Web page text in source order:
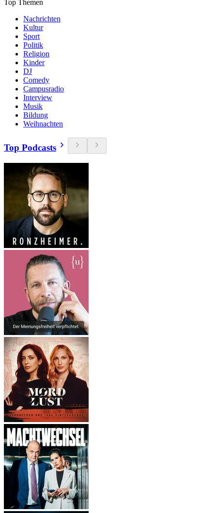
Top Themen
Nachrichten
Kultur
Sport
Politik
Religion
Kinder
DJ
Comedy
Campusradio
Interview
Musik
Bildung
Weihnachten
Top Podcasts